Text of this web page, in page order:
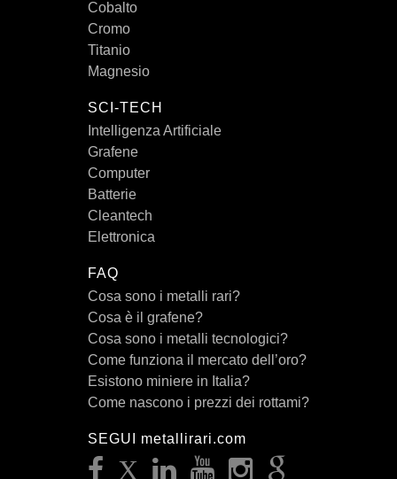
Cobalto
Cromo
Titanio
Magnesio
SCI-TECH
Intelligenza Artificiale
Grafene
Computer
Batterie
Cleantech
Elettronica
FAQ
Cosa sono i metalli rari?
Cosa è il grafene?
Cosa sono i metalli tecnologici?
Come funziona il mercato dell’oro?
Esistono miniere in Italia?
Come nascono i prezzi dei rottami?
SEGUI metallirari.com